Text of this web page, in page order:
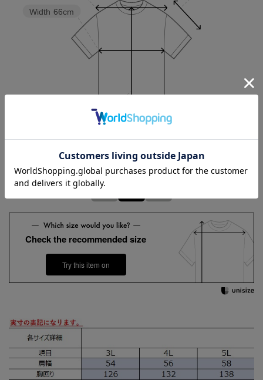
Width 66cm
3L
Check the recommended size
Try this item on